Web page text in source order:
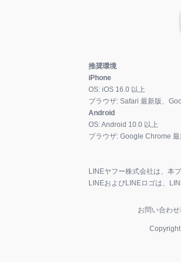
推奨環境
iPhone
OS: iOS 16.0 以上
ブラウザ: Safari 最新版、
Android
OS:Android 10.0 以上
ブラウザ: Google Chrome 最
LINEヤフー株式会社は、本
LINEおよびLINEロゴは、
お問い合わせ